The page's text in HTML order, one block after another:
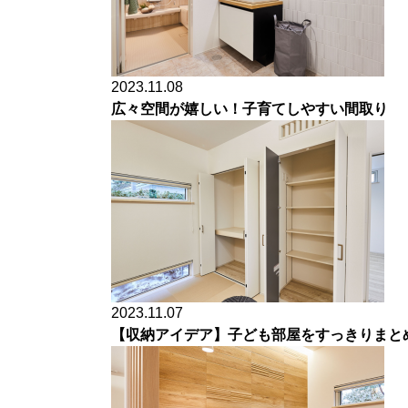
2023.11.08
広々空間が嬉しい！子育てしやすい間取り
2023.11.07
【収納アイデア】子ども部屋をすっきりま